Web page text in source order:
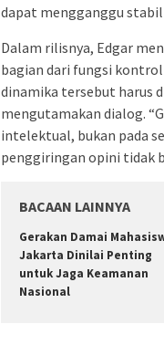
dapat mengganggu
Dalam rilisnya, Edgar
bagian dari fungsi
dinamika tersebut harus
mengutamakan dialog.
intelektual, bukan pada
penggiringan opini tidak
BACAAN LAINNYA
Gerakan Damai
Jakarta Dinilai Penting
untuk Jaga Keamanan
Nasional